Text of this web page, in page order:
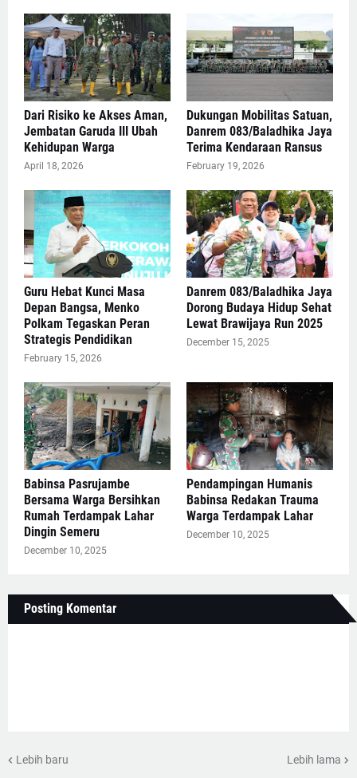
Dari Risiko ke Akses Aman,
Jembatan Garuda III Ubah
Kehidupan Warga
April 18, 2026
Dukungan Mobilitas Satuan,
Danrem 083/Baladhika Jaya
Terima Kendaraan Ransus
February 19, 2026
Guru Hebat Kunci Masa
Depan Bangsa, Menko
Polkam Tegaskan Peran
Strategis Pendidikan
February 15, 2026
Danrem 083/Baladhika Jaya
Dorong Budaya Hidup Sehat
Lewat Brawijaya Run 2025
December 15, 2025
Babinsa Pasrujambe
Bersama Warga Bersihkan
Rumah Terdampak Lahar
Dingin Semeru
December 10, 2025
Pendampingan Humanis
Babinsa Redakan Trauma
Warga Terdampak Lahar
December 10, 2025
Posting Komentar
Lebih baru Lebih lama